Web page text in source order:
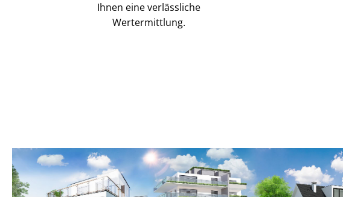
Ihnen eine verlässliche
Wertermittlung.